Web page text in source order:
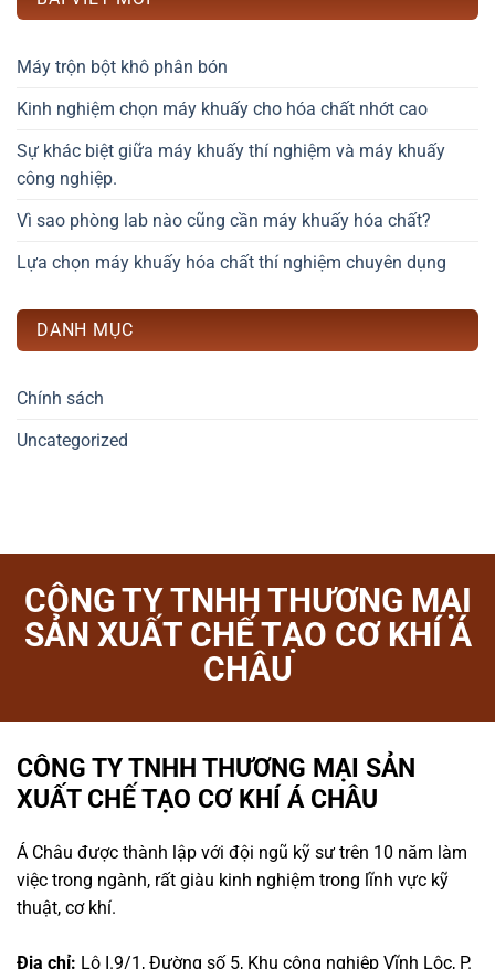
Máy trộn bột khô phân bón
Kinh nghiệm chọn máy khuấy cho hóa chất nhớt cao
Sự khác biệt giữa máy khuấy thí nghiệm và máy khuấy
công nghiệp.
Vì sao phòng lab nào cũng cần máy khuấy hóa chất?
Lựa chọn máy khuấy hóa chất thí nghiệm chuyên dụng
DANH MỤC
Chính sách
Uncategorized
CÔNG TY TNHH THƯƠNG MẠI
SẢN XUẤT CHẾ TẠO CƠ KHÍ Á
CHÂU
CÔNG TY TNHH THƯƠNG MẠI SẢN
XUẤT CHẾ TẠO CƠ KHÍ Á CHÂU
Á Châu được thành lập với đội ngũ kỹ sư trên 10 năm làm
việc trong ngành, rất giàu kinh nghiệm trong lĩnh vực kỹ
thuật, cơ khí.
Địa chỉ: Lô I.9/1, Đường số 5, Khu công nghiệp Vĩnh Lộc, P.